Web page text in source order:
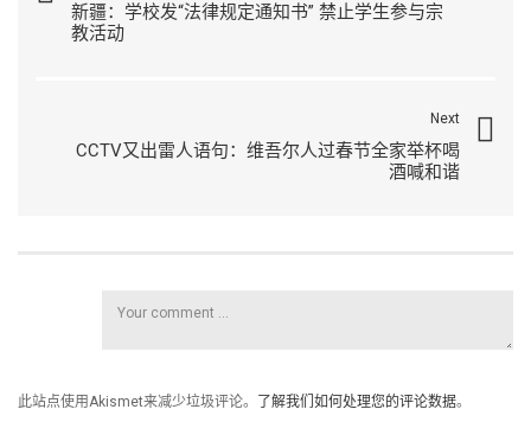
新疆：学校发“法律规定通知书” 禁止学生参与宗
教活动
Next
CCTV又出雷人语句：维吾尔人过春节全家举杯喝
酒喊和谐
此站点使用Akismet来减少垃圾评论。 了解我们如何处理您的评论数据。